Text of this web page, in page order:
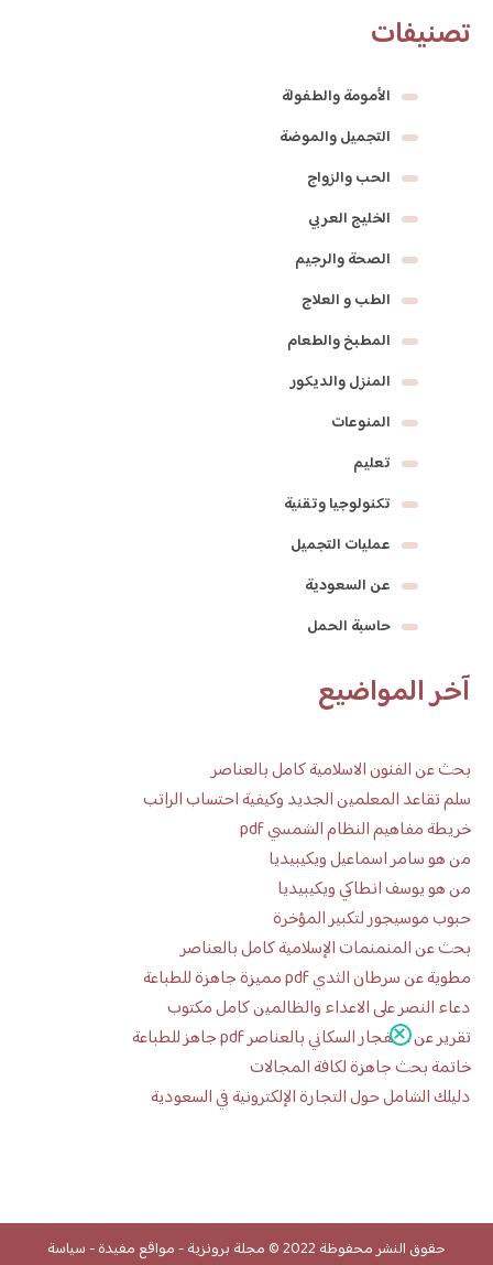
تصنيفات
الأمومة والطفولة
التجميل والموضة
الحب والزواج
الخليج العربي
الصحة والرجيم
الطب و العلاج
المطبخ والطعام
المنزل والديكور
المنوعات
تعليم
تكنولوجيا وتقنية
عمليات التجميل
عن السعودية
حاسبة الحمل
آخر المواضيع
بحث عن الفنون الاسلامية كامل بالعناصر
سلم تقاعد المعلمين الجديد وكيفية احتساب الراتب
خريطة مفاهيم النظام الشمسي pdf
من هو سامر اسماعيل ويكيبيديا
من هو يوسف انطاكي ويكيبيديا
حبوب موسيجور لتكبير المؤخرة
بحث عن المنمنمات الإسلامية كامل بالعناصر
مطوية عن سرطان الثدي pdf مميزة جاهزة للطباعة
دعاء النصر على الاعداء والظالمين كامل مكتوب
تقرير عن الانفجار السكاني بالعناصر pdf جاهز للطباعة
خاتمة بحث جاهزة لكافة المجالات
دليلك الشامل حول التجارة الإلكترونية في السعودية
حقوق النشر محفوظة 2022 © مجلة برونزية-مواقع مفيدة-سياسة